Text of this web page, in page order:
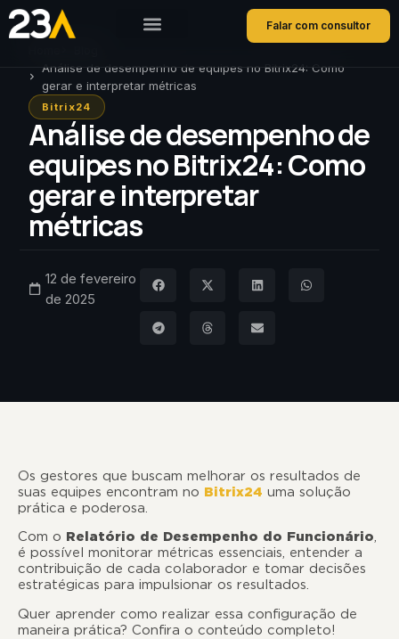
Falar com consultor
Análise de desempenho de equipes no Bitrix24: Como
gerar e interpretar métricas
Bitrix24
Análise de desempenho de
equipes no Bitrix24: Como
gerar e interpretar
métricas
12 de fevereiro
de 2025
Os gestores que buscam melhorar os resultados de
suas equipes encontram no Bitrix24 uma solução
prática e poderosa.
Com o Relatório de Desempenho do Funcionário,
é possível monitorar métricas essenciais, entender a
contribuição de cada colaborador e tomar decisões
estratégicas para impulsionar os resultados.
Quer aprender como realizar essa configuração de
maneira prática? Confira o conteúdo completo!